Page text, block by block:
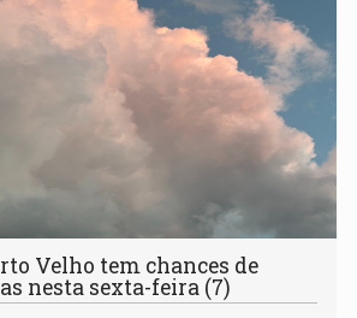
Velho tem chances de
nesta sexta-feira (7)